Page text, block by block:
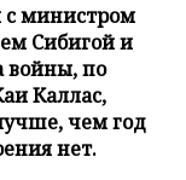
с министром
Сибигой и
войны, по
Каллас,
чем год
нет.